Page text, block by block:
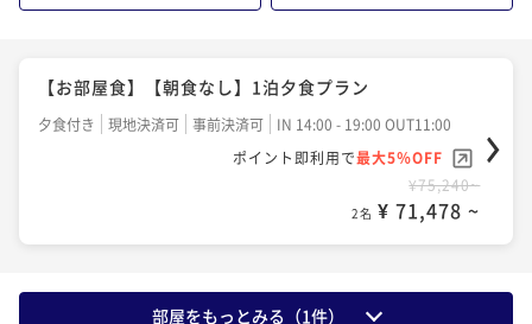
【お部屋食】【朝食なし】1泊夕食プラン
夕食付き 現地決済可 事前決済可
IN 14:00 - 19:00 OUT11:00
ポイント即利用で最大5％OFF
¥75,240~
2名 ¥ 71,478 ~
部屋をもっとみる（1件）